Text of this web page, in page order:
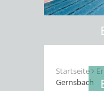
Startseite
Gernsbach